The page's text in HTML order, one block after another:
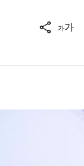
가가